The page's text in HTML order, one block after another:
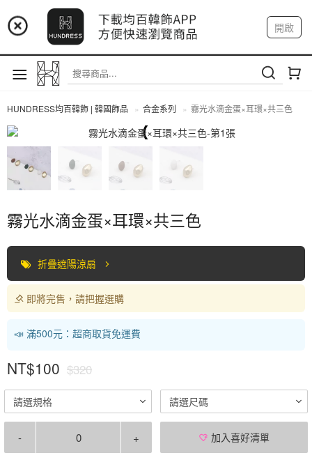
📢 市集預告：9/4-9/6 淡水捷運站
📢 市集預告：9/12-9/13 八里海巡基地
📢 市集預告：8/22-8/23 桃園青埔置地廣場
開啟
註冊 我的帳戶
HUNDRESS均百韓飾 | 韓國飾品 合金系列 霧光水滴金蛋×耳環×共三色
霧光水滴金蛋×耳環×共三色
折疊遮陽涼扇
即將完售，請把握選購
📣 滿500元：超商取貨免運費
NT$100 $320
請選規格 請選尺碼
- + 加入喜好清單